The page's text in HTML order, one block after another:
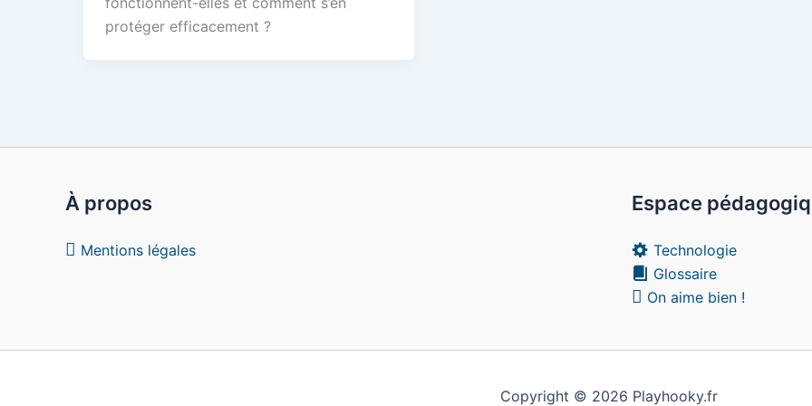
protéger efficacement ?
À propos
Mentions légales
Espace
Technologie
Glossaire
On aime bien !
Copyright © 2026 Playhooky.fr